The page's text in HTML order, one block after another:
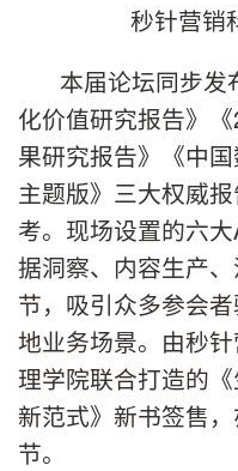
秒针营销
本届论坛同步发
化价值研究报告》
果研究报告》《中
主题版》三大权威
考。现场设置的六
据洞察、内容生产
节，吸引众多参会
地业务场景。由秒
理学院联合打造的
新范式》新书签售
节。